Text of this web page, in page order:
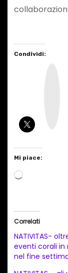
Condividi:
Mi piace:
C
a
m
Correlati
NATIVITAS-
eventi corali in
nel fine